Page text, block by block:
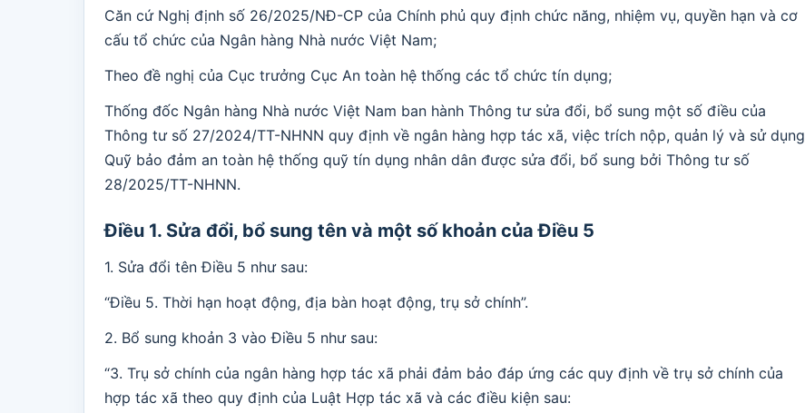
Căn cứ Nghị định số 26/2025/NĐ-CP của Chính phủ quy định chức năng, nhiệm vụ, quyền hạn và cơ
cấu tổ chức của Ngân hàng Nhà nước Việt Nam;
Theo đề nghị của Cục trưởng Cục An toàn hệ thống các tổ chức tín dụng;
Thống đốc Ngân hàng Nhà nước Việt Nam ban hành Thông tư sửa đổi, bổ sung một số điều của
Thông tư số 27/2024/TT-NHNN quy định về ngân hàng hợp tác xã, việc trích nộp, quản lý và sử dụng
Quỹ bảo đảm an toàn hệ thống quỹ tín dụng nhân dân được sửa đổi, bổ sung bởi Thông tư số
28/2025/TT-NHNN.
Điều 1. Sửa đổi, bổ sung tên và một số khoản của Điều 5
1. Sửa đổi tên Điều 5 như sau:
“Điều 5. Thời hạn hoạt động, địa bàn hoạt động, trụ sở chính”.
2. Bổ sung khoản 3 vào Điều 5 như sau:
“3. Trụ sở chính của ngân hàng hợp tác xã phải đảm bảo đáp ứng các quy định về trụ sở chính của
hợp tác xã theo quy định của Luật Hợp tác xã và các điều kiện sau: